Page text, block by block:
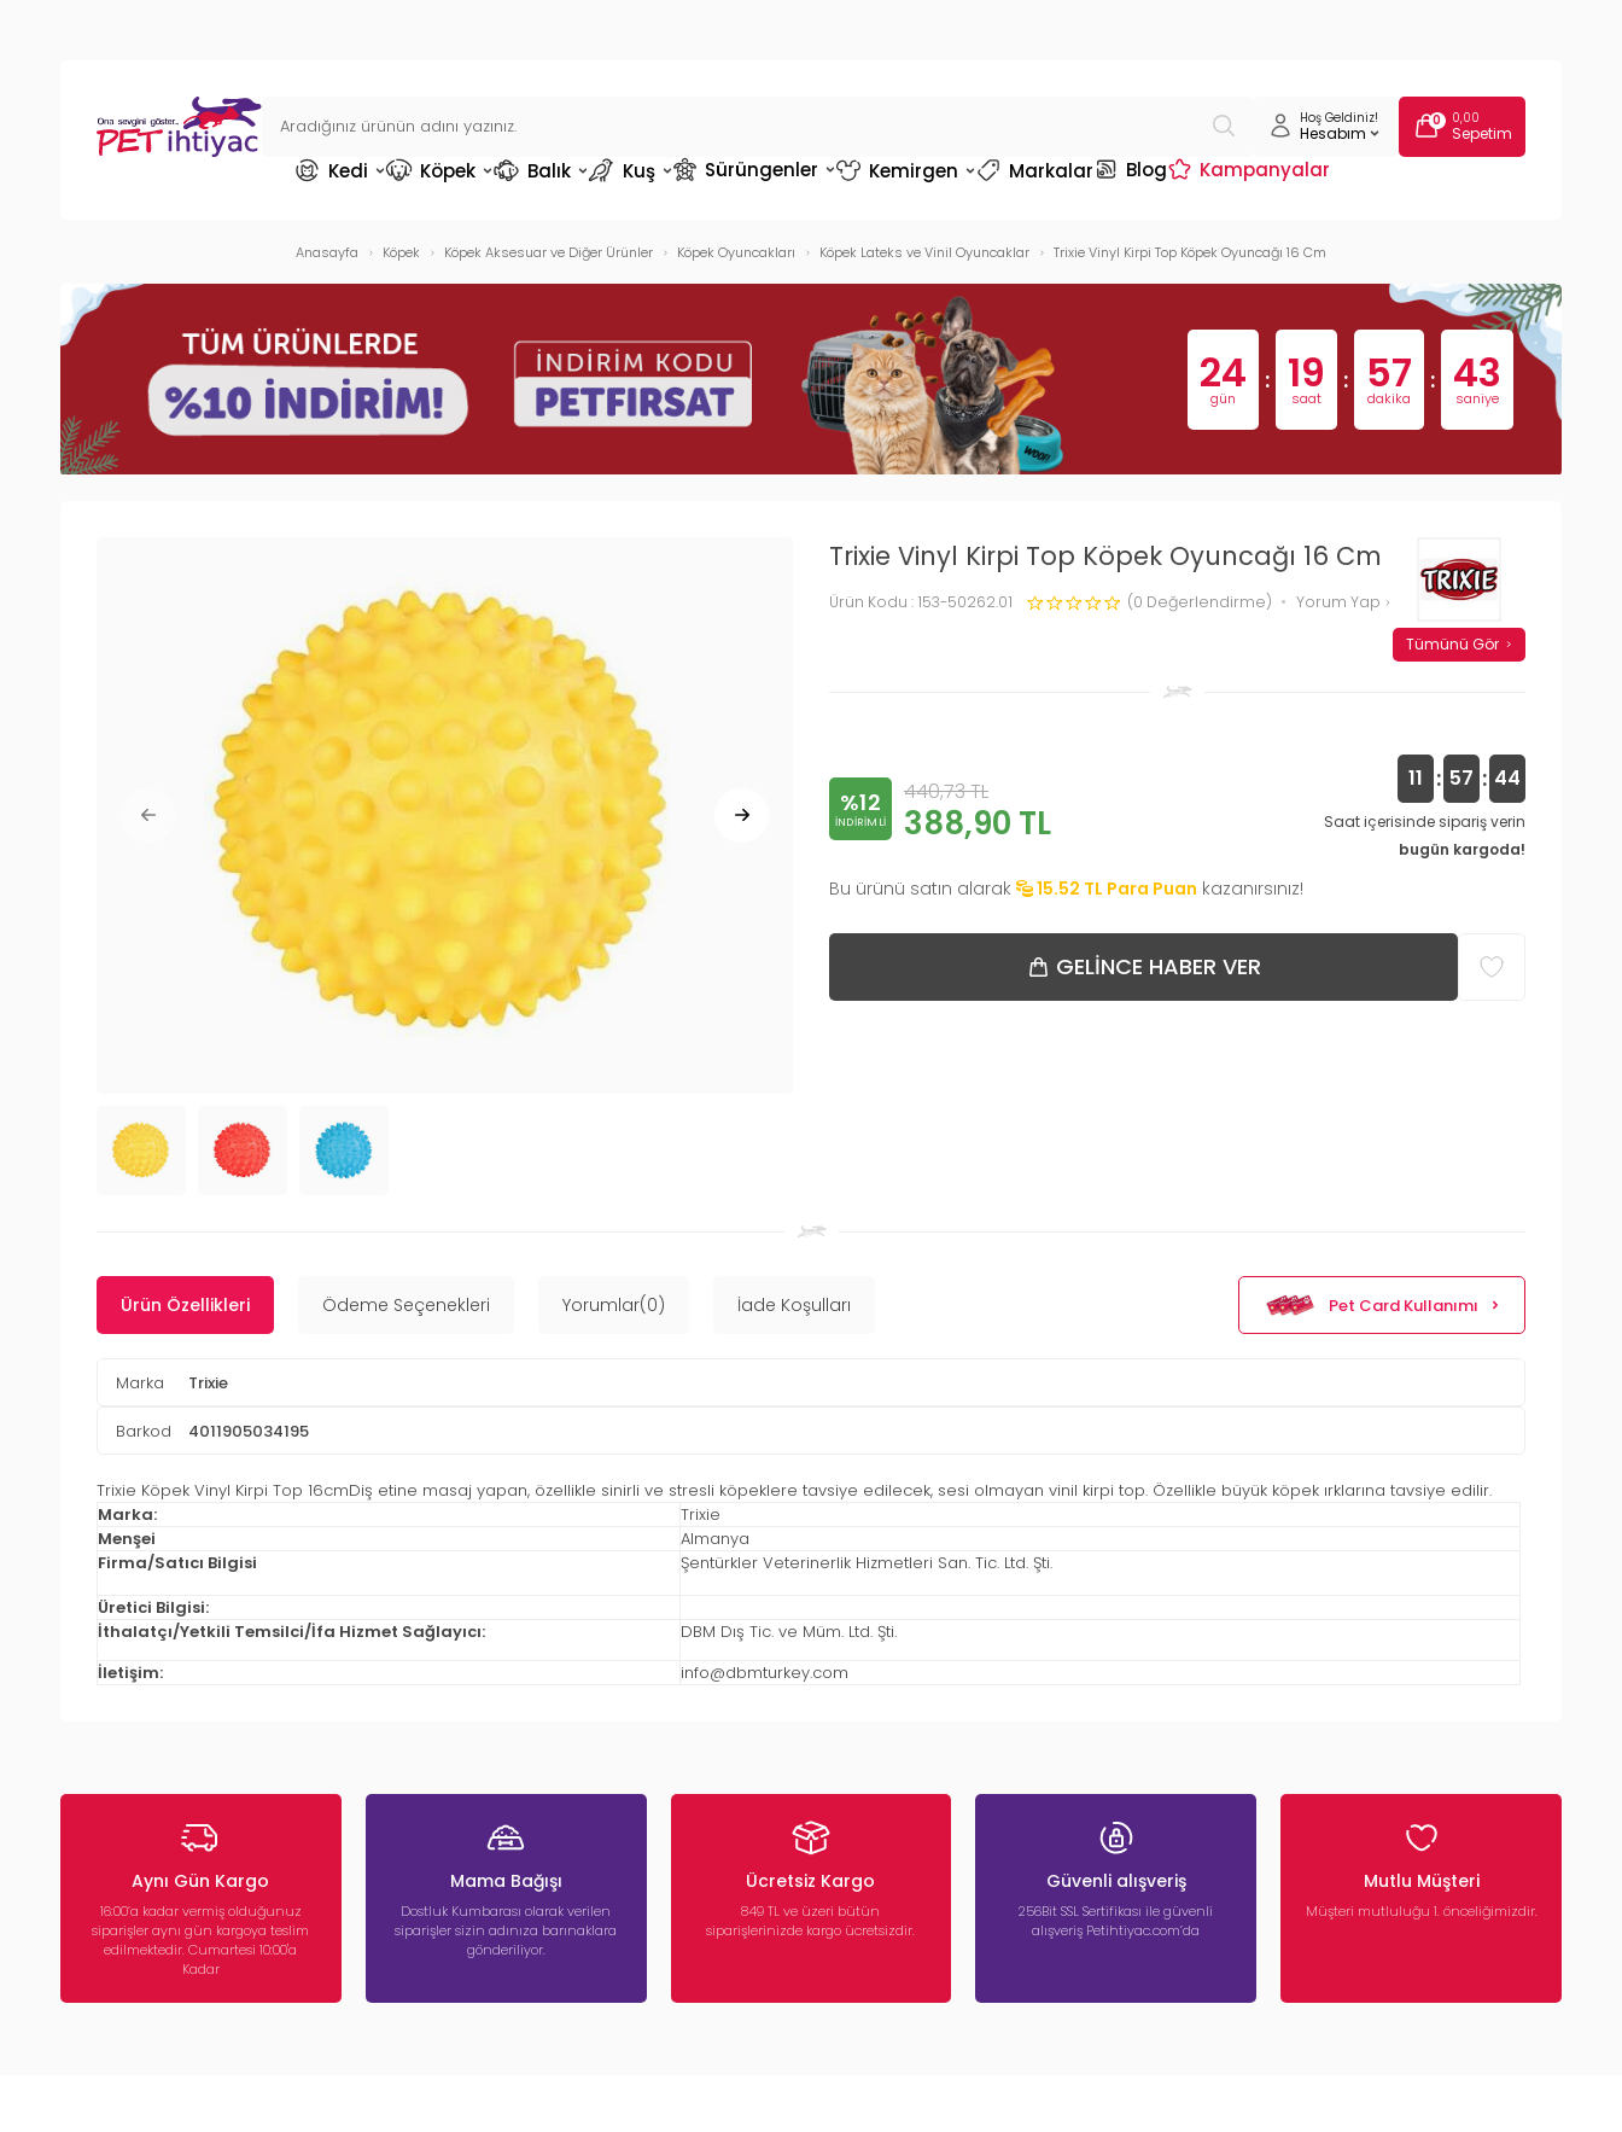
Hoş Geldiniz!
Hesabım
0 0,00
Sepetim
Kedi Köpek Balık Kuş Sürüngenler Kemirgen Markalar Blog Kampanyalar
Anasayfa Köpek Köpek Aksesuar ve Diğer Ürünler Köpek Oyuncakları Köpek Lateks ve Vinil Oyuncaklar Trixie Vinyl Kirpi Top Köpek Oyuncağı 16 Cm
24
gün
: 19
saat
: 57
dakika
: 42
saniye
Trixie Vinyl Kirpi Top Köpek Oyuncağı 16 Cm
Ürün Kodu : 153-50262.01 (0 Değerlendirme) Yorum Yap
Tümünü Gör
%12
INDIRIMLI
440,73TL
388,90 TL
11 : 57 : 43
Saat içerisinde sipariş verin
bugün kargoda!
Bu ürünü satın alarak 15.52 TL Para Puan kazanırsınız!
GELINCE HABER VER
Ürün Özellikleri Ödeme Seçenekleri Yorumlar(0) İade Koşulları Pet Card Kullanımı
Marka Trixie
Barkod 4011905034195
Trixie Köpek Vinyl Kirpi Top 16cmDiş etine masaj yapan, özellikle sinirli ve stresli köpeklere tavsiye edilecek, sesi olmayan vinil kirpi top. Özellikle büyük köpek ırklarına tavsiye edilir.
Marka:
Trixie
Menşei
Almanya
Firma/Satıcı Bilgisi
Şentürkler Veterinerlik Hizmetleri San. Tic. Ltd. Şti.
Üretici Bilgisi:
İthalatçı/Yetkili Temsilci/İfa Hizmet Sağlayıcı:
DBM Dış Tic. ve Müm. Ltd. Şti.
İletişim:
info@dbmturkey.com
Aynı Gün Kargo
16:00’a kadar vermiş olduğunuz
siparişler aynı gün kargoya teslim
edilmektedir. Cumartesi 10:00'a
Kadar
Mama Bağışı
Dostluk Kumbarası olarak verilen
siparişler sizin adınıza barınaklara
gönderiliyor.
Ücretsiz Kargo
849 TL ve üzeri bütün
siparişlerinizde kargo ücretsizdir.
Güvenli alışveriş
256Bit SSL Sertifikası ile güvenli
alışveriş Petihtiyac.com’da
Mutlu Müşteri
Müşteri mutluluğu 1. önceliğimizdir.